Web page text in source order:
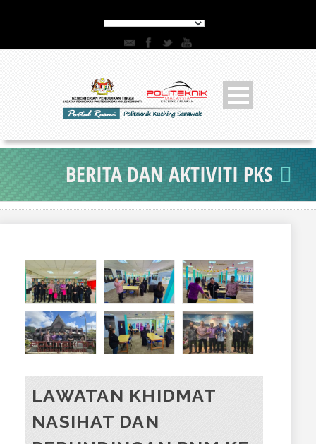
BERITA DAN AKTIVITI PKS
LAWATAN KHIDMAT
NASIHAT DAN